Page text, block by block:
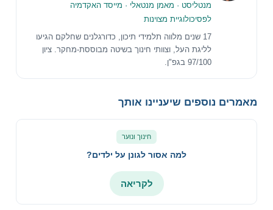
מנטליסט · מאמן מנטאלי · מייסד האקדמיה
לפסיכולוגיית מצוינות
17 שנים מלווה תלמידי תיכון, כדורגלנים שחלקם הגיעו
לליגת העל, וצוותי חינוך בשיטה מבוססת-מחקר. ציון
97/100 בגפ"ן.
מאמרים נוספים שיעניינו אותך
חינוך ונוער
למה אסור לגונן על ילדים?
לקריאה